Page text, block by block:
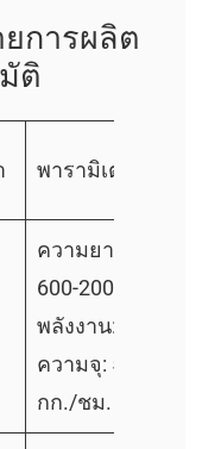
การผลิต
ติ
พารามิเตอร์หลัก
ความยาวของลูกกลิ้
600-2000mm
พลังงาน: 1.1-4kW
ความจุ: 500-2000
กก./ชม.